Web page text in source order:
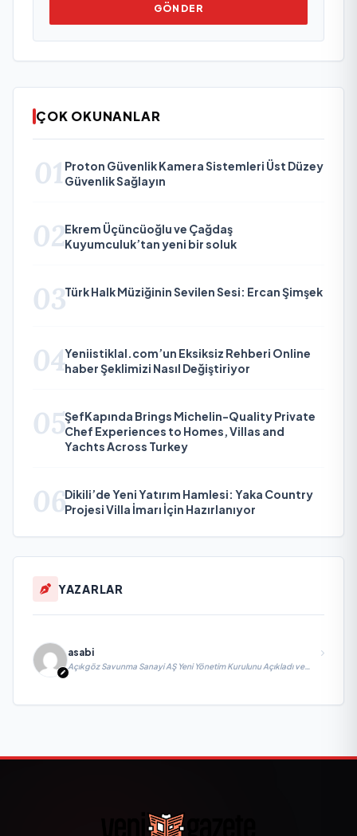
GÖNDER
ÇOK OKUNANLAR
01 Proton Güvenlik Kamera Sistemleri Üst Düzey
Güvenlik Sağlayın
02Ekrem Üçüncüoğlu ve Çağdaş
Kuyumculuk’tan yeni bir soluk
03Türk Halk Müziğinin Sevilen Sesi: Ercan Şimşek
04Yeniistiklal.com’un Eksiksiz Rehberi Online
haber Şeklimizi Nasıl Değiştiriyor
05ŞefKapında Brings Michelin-Quality Private
Chef Experiences to Homes, Villas and
Yachts Across Turkey
06Dikili’de Yeni Yatırım Hamlesi: Yaka Country
Projesi Villa İmarı İçin Hazırlanıyor
YAZARLAR
asabi
Açıkgöz Savunma Sanayi AŞ Yeni Yönetim Kurulunu Açıkladı ve
Savunma Sanayinde Küresel Vizyon Vurgusu